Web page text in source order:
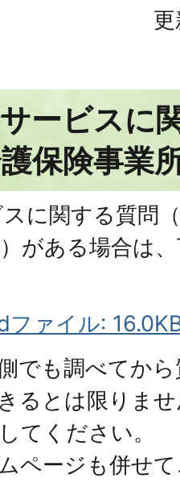
ービスに
保険事業
に関する質問
がある場合は
ファイル:
でも調べてか
るとは限りま
てください。
ページも併せ